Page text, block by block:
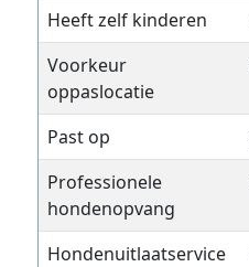
Heeft zelf kinderen
Voorkeur
oppaslocatie
Past op
Professionele
hondenopvang
Hondenuitlaatservice